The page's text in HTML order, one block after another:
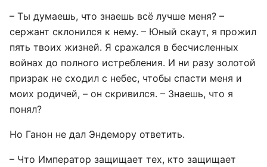
– Ты думаешь, что знаешь всё лучше меня? –
сержант склонился к нему. – Юный скаут, я прожил
пять твоих жизней. Я сражался в бесчисленных
войнах до полного истребления. И ни разу золотой
призрак не сходил с небес, чтобы спасти меня и
моих родичей, – он скривился. – Знаешь, что я
понял?
Но Ганон не дал Эндемору ответить.
– Что Император защищает тех, кто защищает